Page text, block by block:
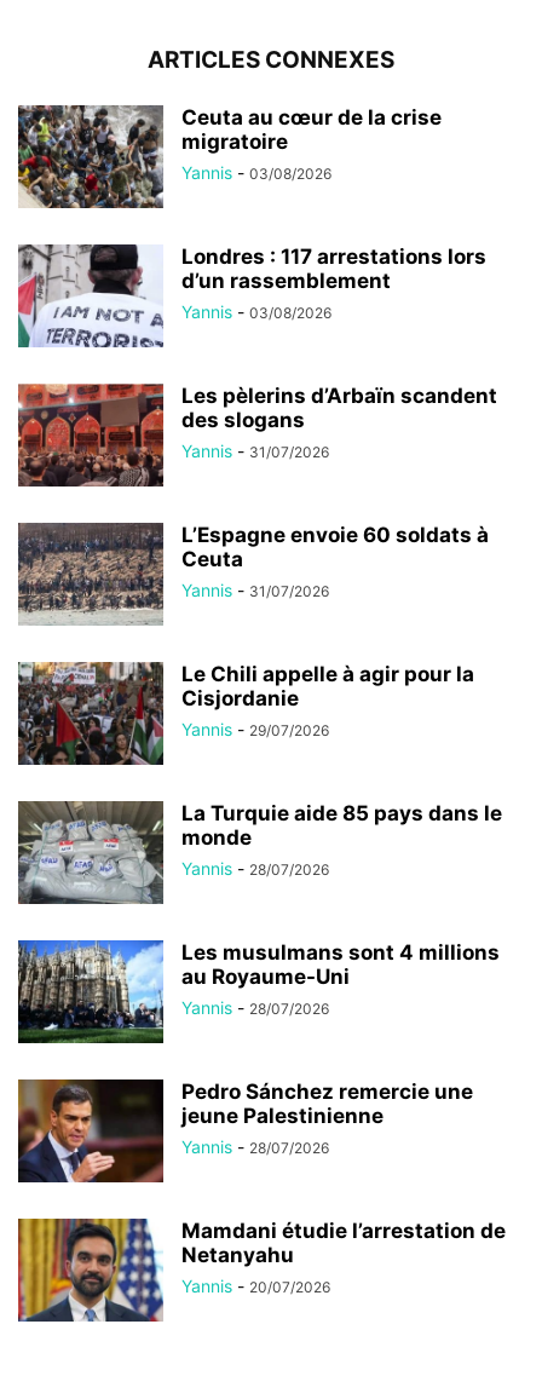
ARTICLES CONNEXES
Ceuta au cœur de la crise
migratoire
Yannis - 03/08/2026
Londres : 117 arrestations lors
d’un rassemblement
Yannis - 03/08/2026
Les pèlerins d’Arbaïn scandent
des slogans
Yannis - 31/07/2026
L’Espagne envoie 60 soldats à
Ceuta
Yannis - 31/07/2026
Le Chili appelle à agir pour la
Cisjordanie
Yannis - 29/07/2026
La Turquie aide 85 pays dans le
monde
Yannis - 28/07/2026
Les musulmans sont 4 millions
au Royaume-Uni
Yannis - 28/07/2026
Pedro Sánchez remercie une
jeune Palestinienne
Yannis - 28/07/2026
Mamdani étudie l’arrestation de
Netanyahu
Yannis - 20/07/2026